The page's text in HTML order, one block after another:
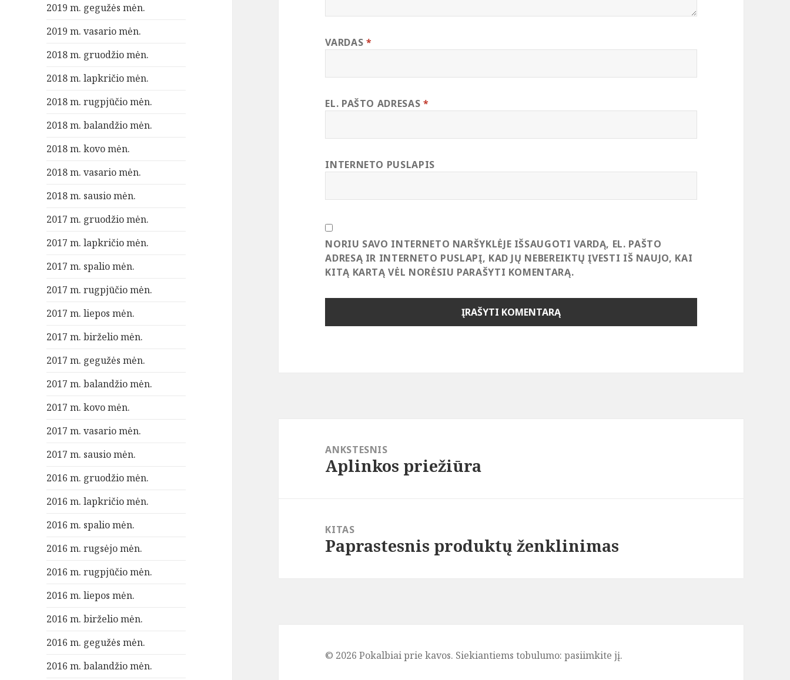
2019 m. gegužės mėn.
2019 m. vasario mėn.
2018 m. gruodžio mėn.
2018 m. lapkričio mėn.
2018 m. rugpjūčio mėn.
2018 m. balandžio mėn.
2018 m. kovo mėn.
2018 m. vasario mėn.
2018 m. sausio mėn.
2017 m. gruodžio mėn.
2017 m. lapkričio mėn.
2017 m. spalio mėn.
2017 m. rugpjūčio mėn.
2017 m. liepos mėn.
2017 m. birželio mėn.
2017 m. gegužės mėn.
2017 m. balandžio mėn.
2017 m. kovo mėn.
2017 m. vasario mėn.
2017 m. sausio mėn.
2016 m. gruodžio mėn.
2016 m. lapkričio mėn.
2016 m. spalio mėn.
2016 m. rugsėjo mėn.
2016 m. rugpjūčio mėn.
2016 m. liepos mėn.
2016 m. birželio mėn.
2016 m. gegužės mėn.
2016 m. balandžio mėn.
VARDAS *
EL. PAŠTO ADRESAS *
INTERNETO PUSLAPIS
NORIU SAVO INTERNETO NARŠYKLĖJE IŠSAUGOTI VARDĄ, EL. PAŠTO
ADRESĄ IR INTERNETO PUSLAPĮ, KAD JŲ NEBEREIKTŲ ĮVESTI IŠ NAUJO, KAI
KITĄ KARTĄ VĖL NORĖSIU PARAŠYTI KOMENTARĄ.
ANKSTESNIS
Ankstesnis
Aplinkos priežiūra
KITAS
Paskesnis
Paprastesnis produktų ženklinimas
© 2026 Pokalbiai prie kavos. Siekiantiems tobulumo: pasiimkite jį.